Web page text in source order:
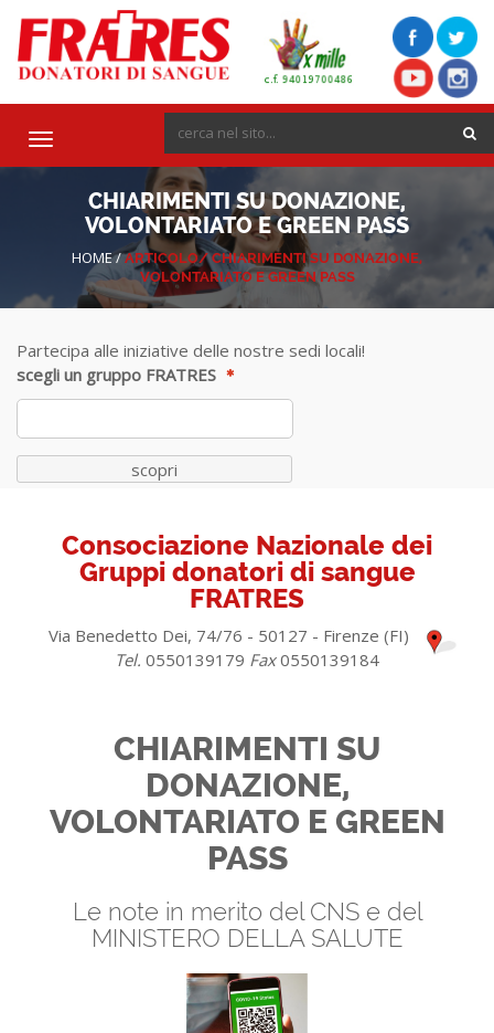
Toggle
CHIARIMENTI SU DONAZIONE,
VOLONTARIATO E GREEN PASS
HOME/ARTICOLO/ CHIARIMENTI SU DONAZIONE,
VOLONTARIATO E GREEN PASS
Partecipa alle iniziative delle nostre sedi locali!
scegli un gruppo FRATRES
scopri
Consociazione Nazionale dei
Gruppi donatori di sangue
FRATRES
Via Benedetto Dei, 74/76 - 50127 - Firenze (FI)
Tel. 0550139179 Fax0550139184
CHIARIMENTI SU
DONAZIONE,
VOLONTARIATO E GREEN
PASS
Le note in merito del CNS e del
MINISTERO DELLA SALUTE